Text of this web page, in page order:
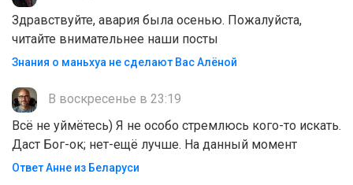
Здравствуйте, авария была осенью. Пожалуйста,
читайте внимательнее наши посты
Знания о маньхуа не сделают Вас Алëной
В воскресенье в 23:19
Всё не уймётесь) Я не особо стремлюсь кого-то искать.
Даст Бог-ок; нет-ещё лучше. На данный момент
Ответ Анне из Беларуси